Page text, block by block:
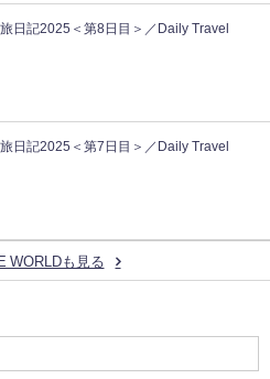
日記2025＜第8日目＞／Daily Travel
日記2025＜第7日目＞／Daily Travel
WORLDも見る